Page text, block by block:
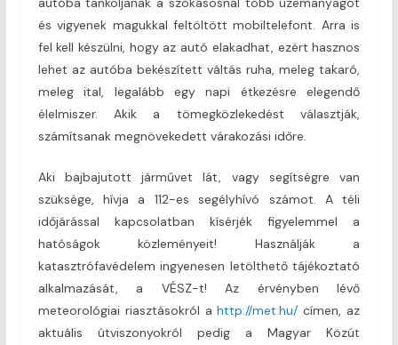
és vigyenek magukkal feltöltött mobiltelefont. Arra is
fel kell készülni, hogy az autó elakadhat, ezért hasznos
lehet az autóba bekészített váltás ruha, meleg takaró,
meleg ital, legalább egy napi étkezésre elegendő
élelmiszer. Akik a tömegközlekedést választják,
számítsanak megnövekedett várakozási időre.
Aki bajbajutott járművet lát, vagy segítségre van
szüksége, hívja a 112-es segélyhívó számot. A téli
időjárással kapcsolatban kísérjék figyelemmel a
hatóságok közleményeit! Használják a
katasztrófavédelem ingyenesen letölthető tájékoztató
alkalmazását, a VÉSZ-t! Az érvényben lévő
meteorológiai riasztásokról ahttp://met.hu/ címen, az
aktuális útviszonyokról pedig a Magyar Közút